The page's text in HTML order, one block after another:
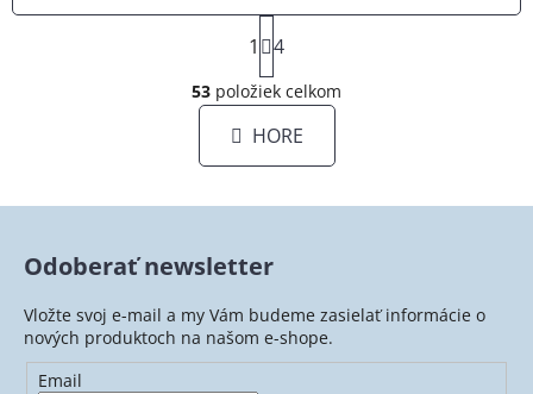
O
v
l
á
d
a
i
e
p
r
v
S
t
r
á
n
k
o
a
e
1 4
53 položiek celkom
HORE
Odoberať newsletter
Vložte svoj e-mail a my Vám budeme zasielať informácie o
nových produktoch na našom e-shope.
Email